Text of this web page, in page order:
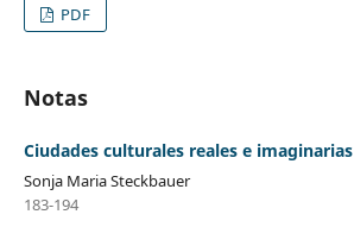
PDF
Notas
Ciudades culturales reales e imaginarias
Sonja Maria Steckbauer
183-194